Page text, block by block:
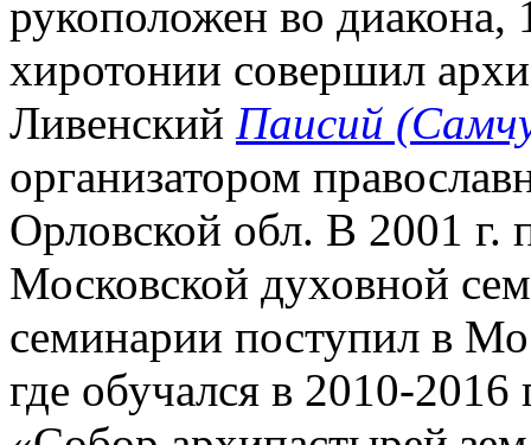
рукоположен во диакона,
хиротонии совершил
Ливенский Паисий
организатором
Орловской обл. В 2001 г.
Московской духовной
семинарии поступил в
где обучался в 2010-